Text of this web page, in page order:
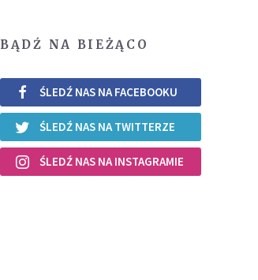
BĄDŹ NA BIEŻĄCO
ŚLEDŹ NAS NA FACEBOOKU
ŚLEDŹ NAS NA TWITTERZE
ŚLEDŹ NAS NA INSTAGRAMIE